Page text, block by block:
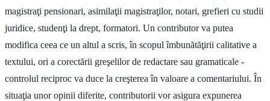
magistraţi pensionari, asimilaţii magistraţilor, notari, grefieri cu studii
juridice, studenţi la drept, formatori. Un contributor va putea
modifica ceea ce un altul a scris, în scopul îmbunătăţirii calitative a
textului, ori a corectării greşelilor de redactare sau gramaticale -
controlul reciproc va duce la creşterea în valoare a comentariului. În
situaţia unor opinii diferite, contributorii vor asigura expunerea